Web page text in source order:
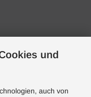
und
auch von